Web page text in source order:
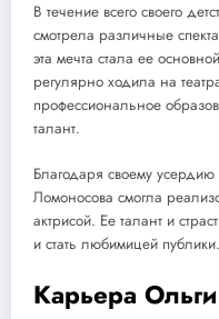
В течение всего своего
смотрела различные
эта мечта стала ее
регулярно ходила на
профессиональное
талант.
Благодаря своему усердию
Ломоносова смогла
актрисой. Ее талант и
и стать любимицей публики.
Карьера